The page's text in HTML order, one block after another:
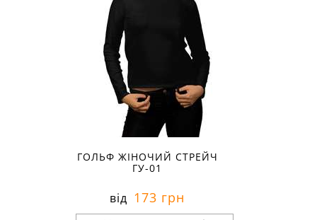
ГОЛЬФ ЖІНОЧИЙ СТРЕЙЧ
ГУ-01
від 173 грн